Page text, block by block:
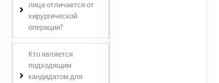
лица отличается от
хирургической
операции?
Кто является
подходящим
кандидатом для